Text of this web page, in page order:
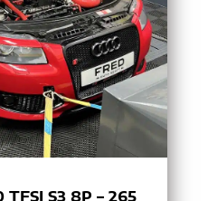
S3 8P – 265